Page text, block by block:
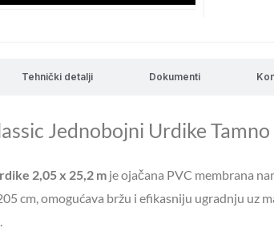
Tehnički detalji Dokumenti
Jednobojni Urdike
2,05 x 25,2 m je ojačana PVC membrana
cm, omogućava bržu i efikasniju ugradnju uz